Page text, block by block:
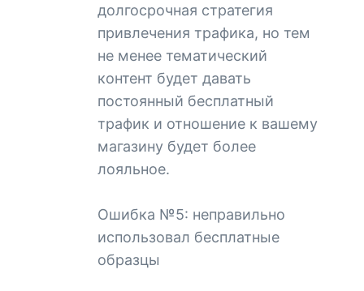
долгосрочная стратегия
привлечения трафика, но тем
не менее тематический
контент будет давать
постоянный бесплатный
трафик и отношение к вашему
магазину будет более
лояльное.
Ошибка №5: неправильно
использовал бесплатные
образцы